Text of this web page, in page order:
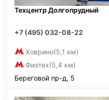
Техцентр Долгопрудный
+7 (495) 032-08-22
Ховрино(5,1 км)
Физтех(5,4 км)
Береговой пр-д, 5